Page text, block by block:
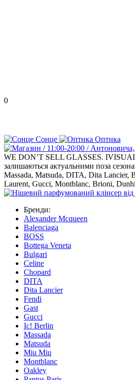
0
Сонце
Оптика
WE DON’T SELL GLASSES. IVISUAL
залишаються актуальними поза
Massada, Matsuda, DITA, Dita Lancier,
Laurent, Gucci, Montblanc, Brioni,
Бренди:
Alexander Mcqueen
Balenciaga
BOSS
Bottega Veneta
Bulgari
Celine
Chopard
DITA
Dita Lancier
Fendi
Gast
Gucci
Ic! Berlin
Massada
Matsuda
Miu Miu
Montblanc
Oakley